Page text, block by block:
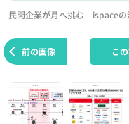
民間企業が月へ挑む ispaceの
前の画像 こ